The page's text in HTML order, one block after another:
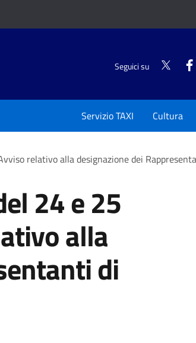
Seguici su Twitter
Servizio TAXI Cultura
relativo alla designazione dei
24 e 25
alla
di